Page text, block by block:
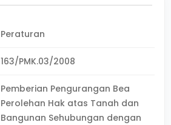
Peraturan
163/PMK.03/2008
Pemberian Pengurangan Bea
Perolehan Hak atas Tanah dan
Bangunan Sehubungan dengan